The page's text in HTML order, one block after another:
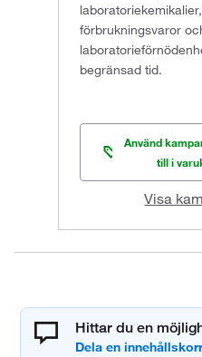
förbrukningsvaror
begränsad tid.
Använd
till i
Visa
Hittar du en